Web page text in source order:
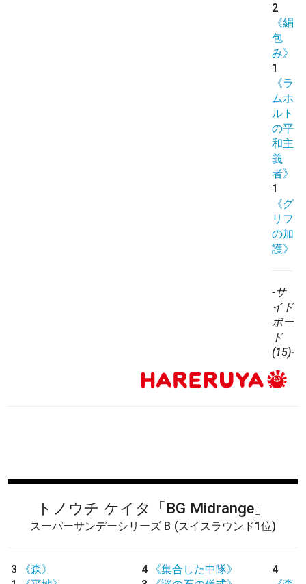
2
《絹
包
み》
1
《ラ
ムホ
ルト
の平
和主
義
者》
1
《グ
リフ
の加
護》
-サ
イド
ボー
ド
(15)-
トノウチ ケイタ 「BG Midrange」
スーパーサンデーシリーズ B (スイスラウンド1位)
3
《森》
4
《集合した中隊》
4